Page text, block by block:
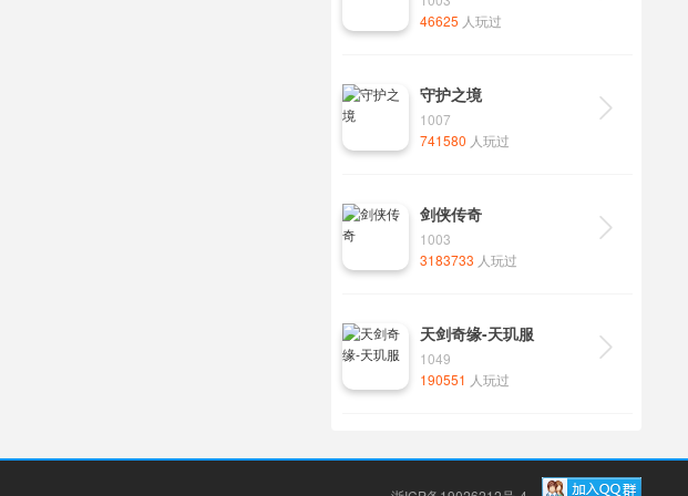
46625 人玩过

守护之境
1007
741580 人玩过

剑侠传奇
1003
3183733 人玩过

天剑奇缘-天玑服
1049
190551 人玩过